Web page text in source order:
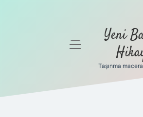
Gizlilik
menüyü
Yeni
Taşınma